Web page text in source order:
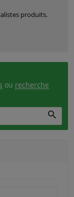
produits.
ou recherche